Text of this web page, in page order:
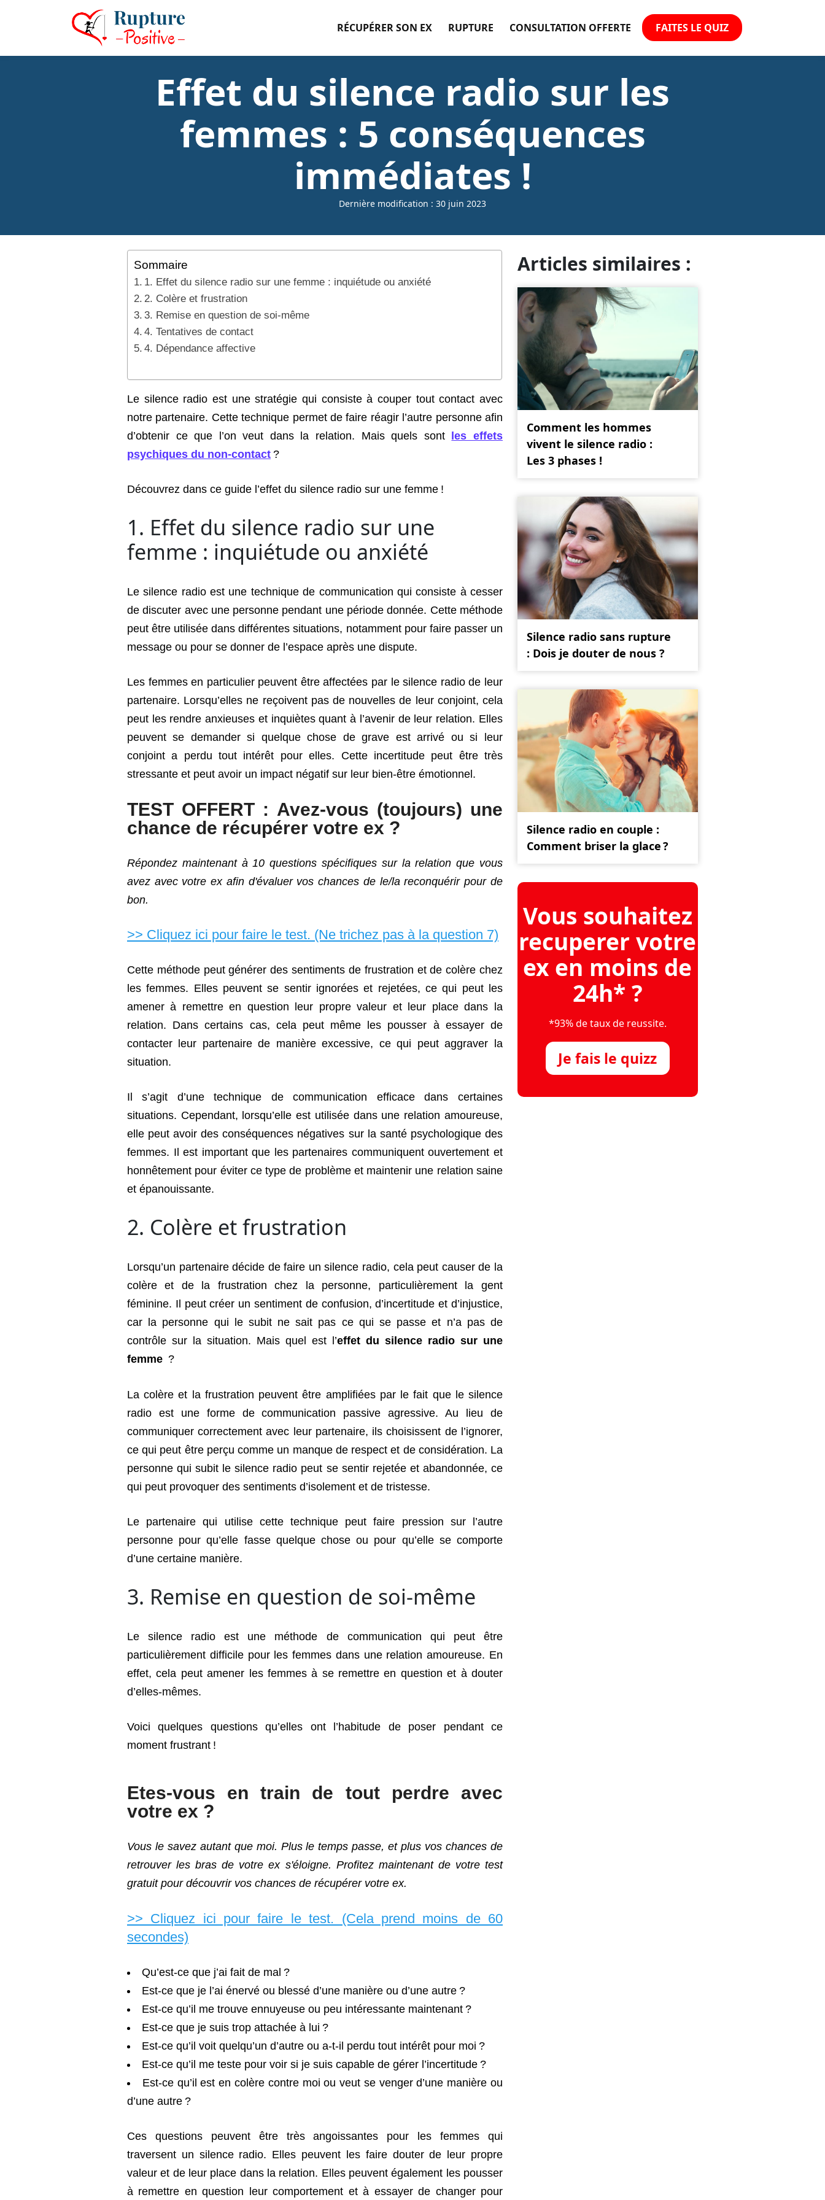
RÉCUPÉRER SON EX RUPTURE CONSULTATION OFFERTE FAITES LE QUIZ
Effet du silence radio sur les
femmes : 5 conséquences
immédiates !
Dernière modification : 30 juin 2023
Sommaire
1. Effet du silence radio sur une femme : inquiétude ou anxiété
2. Colère et frustration
3. Remise en question de soi-même
4. Tentatives de contact
4. Dépendance affective
Le silence radio est une stratégie qui consiste à couper tout contact avec
notre partenaire. Cette technique permet de faire réagir l’autre personne afin
d’obtenir ce que l’on veut dans la relation. Mais quels sont les effets
psychiques du non-contact ?
Découvrez dans ce guide l’effet du silence radio sur une femme !
1. Effet du silence radio sur une
femme : inquiétude ou anxiété
Le silence radio est une technique de communication qui consiste à cesser
de discuter avec une personne pendant une période donnée. Cette méthode
peut être utilisée dans différentes situations, notamment pour faire passer un
message ou pour se donner de l’espace après une dispute.
Les femmes en particulier peuvent être affectées par le silence radio de leur
partenaire. Lorsqu’elles ne reçoivent pas de nouvelles de leur conjoint, cela
peut les rendre anxieuses et inquiètes quant à l’avenir de leur relation. Elles
peuvent se demander si quelque chose de grave est arrivé ou si leur
conjoint a perdu tout intérêt pour elles. Cette incertitude peut être très
stressante et peut avoir un impact négatif sur leur bien-être émotionnel.
TEST OFFERT : Avez-vous (toujours) une
chance de récupérer votre ex ?
Répondez maintenant à 10 questions spécifiques sur la relation que vous
avez avec votre ex afin d'évaluer vos chances de le/la reconquérir pour de
bon.
>> Cliquez ici pour faire le test. (Ne trichez pas à la question 7)
Cette méthode peut générer des sentiments de frustration et de colère chez
les femmes. Elles peuvent se sentir ignorées et rejetées, ce qui peut les
amener à remettre en question leur propre valeur et leur place dans la
relation. Dans certains cas, cela peut même les pousser à essayer de
contacter leur partenaire de manière excessive, ce qui peut aggraver la
situation.
Il s’agit d’une technique de communication efficace dans certaines
situations. Cependant, lorsqu’elle est utilisée dans une relation amoureuse,
elle peut avoir des conséquences négatives sur la santé psychologique des
femmes. Il est important que les partenaires communiquent ouvertement et
honnêtement pour éviter ce type de problème et maintenir une relation saine
et épanouissante.
2. Colère et frustration
Lorsqu’un partenaire décide de faire un silence radio, cela peut causer de la
colère et de la frustration chez la personne, particulièrement la gent
féminine. Il peut créer un sentiment de confusion, d’incertitude et d’injustice,
car la personne qui le subit ne sait pas ce qui se passe et n’a pas de
contrôle sur la situation. Mais quel est l’effet du silence radio sur une
femme ?
La colère et la frustration peuvent être amplifiées par le fait que le silence
radio est une forme de communication passive agressive. Au lieu de
communiquer correctement avec leur partenaire, ils choisissent de l’ignorer,
ce qui peut être perçu comme un manque de respect et de considération. La
personne qui subit le silence radio peut se sentir rejetée et abandonnée, ce
qui peut provoquer des sentiments d’isolement et de tristesse.
Le partenaire qui utilise cette technique peut faire pression sur l’autre
personne pour qu’elle fasse quelque chose ou pour qu’elle se comporte
d’une certaine manière.
3. Remise en question de soi-même
Le silence radio est une méthode de communication qui peut être
particulièrement difficile pour les femmes dans une relation amoureuse. En
effet, cela peut amener les femmes à se remettre en question et à douter
d’elles-mêmes.
Voici quelques questions qu’elles ont l’habitude de poser pendant ce
moment frustrant !
Etes-vous en train de tout perdre avec
votre ex ?
Vous le savez autant que moi. Plus le temps passe, et plus vos chances de
retrouver les bras de votre ex s'éloigne. Profitez maintenant de votre test
gratuit pour découvrir vos chances de récupérer votre ex.
>> Cliquez ici pour faire le test. (Cela prend moins de 60
secondes)
Qu’est-ce que j’ai fait de mal ?
Est-ce que je l’ai énervé ou blessé d’une manière ou d’une autre ?
Est-ce qu’il me trouve ennuyeuse ou peu intéressante maintenant ?
Est-ce que je suis trop attachée à lui ?
Est-ce qu’il voit quelqu’un d’autre ou a-t-il perdu tout intérêt pour moi ?
Est-ce qu’il me teste pour voir si je suis capable de gérer l’incertitude ?
Est-ce qu’il est en colère contre moi ou veut se venger d’une manière ou
d’une autre ?
Ces questions peuvent être très angoissantes pour les femmes qui
traversent un silence radio. Elles peuvent les faire douter de leur propre
valeur et de leur place dans la relation. Elles peuvent également les pousser
à remettre en question leur comportement et à essayer de changer pour
Articles similaires :
Comment les hommes
vivent le silence radio :
Les 3 phases !
Silence radio sans rupture
: Dois je douter de nous ?
Silence radio en couple :
Comment briser la glace ?
Vous souhaitez
recuperer votre
ex en moins de
24h* ?
*93% de taux de reussite.
Je fais le quizz